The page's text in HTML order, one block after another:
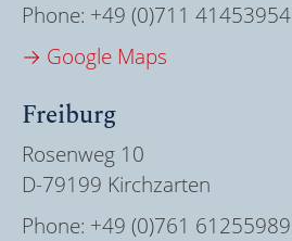
Phone: +49 (0)711 41453954
→ Google Maps
Freiburg
Rosenweg 10
D-79199 Kirchzarten
Phone: +49 (0)761 61255989